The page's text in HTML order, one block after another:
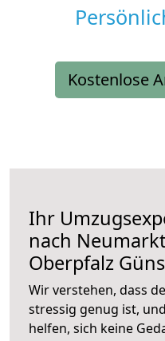
Kostenlose
Ihr
nach
Oberpfalz
Wir verstehen, dass
stressig genug ist,
helfen, sich keine